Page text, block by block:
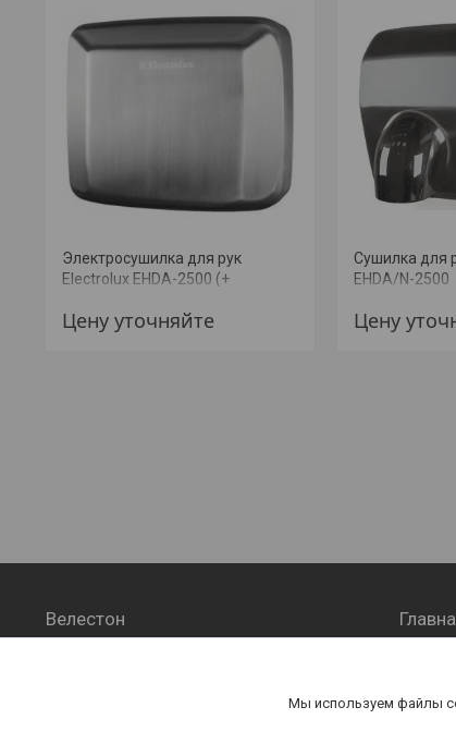
Электросушилка для рук
Electrolux EHDA-2500 (+
Цену уточняйте
Сушилка для
EHDA/N-2500
Цену
Велестон
Мы используем файлы